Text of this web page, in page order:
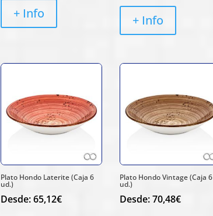
+ Info + Info
Plato Hondo Laterite (Caja 6
ud.)
Desde:65,12€
Plato Hondo Vintage (Caja 6
ud.)
Desde:70,48€